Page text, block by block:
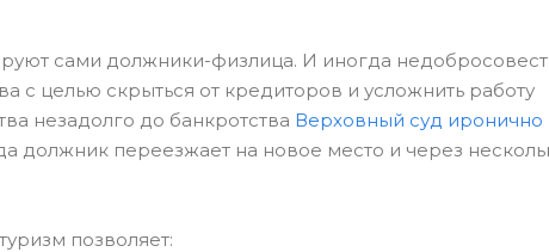
сами должники-физлица. И иногда
с целью скрыться от кредиторов и усложнить работу
незадолго до банкротства Верховный суд иронично
должник переезжает на новое место и через
позволяет: